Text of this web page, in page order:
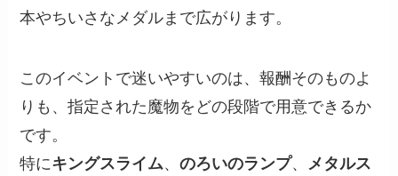
本やちいさなメダルまで広がります。
このイベントで迷いやすいのは、報酬そのものよ
りも、指定された魔物をどの段階で用意できるか
です。
特にキングスライム、のろいのランプ、 メタルス